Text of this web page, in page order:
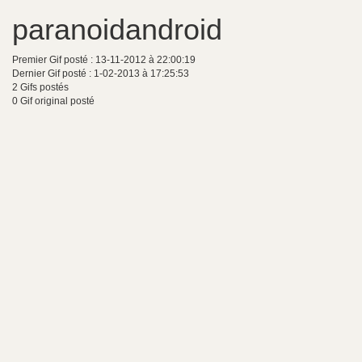
paranoidandroid
Premier Gif posté : 13-11-2012 à 22:00:19
Dernier Gif posté : 1-02-2013 à 17:25:53
2 Gifs postés
0 Gif original posté